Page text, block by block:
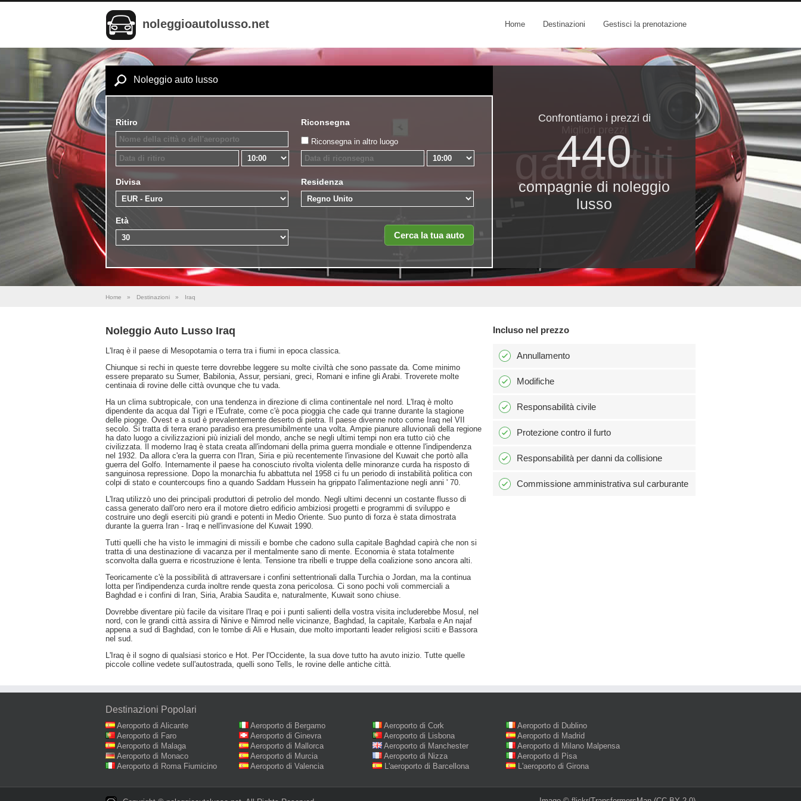
noleggioautolusso.net Home Destinazioni Gestisci la prenotazione
Noleggio auto lusso
Ritiro Riconsegna
Riconsegna in altro luogo
Divisa Residenza
Età
Confrontiamo i prezzi di
440
compagnie di noleggio
lusso
Migliori prezzi
garantiti
Home » Destinazioni » Iraq
Noleggio Auto Lusso Iraq
L'Iraq è il paese di Mesopotamia o terra tra i fiumi in epoca classica.
Chiunque si rechi in queste terre dovrebbe leggere su molte civiltà che sono passate da. Come minimo
essere preparato su Sumer, Babilonia, Assur, persiani, greci, Romani e infine gli Arabi. Troverete molte
centinaia di rovine delle città ovunque che tu vada.
Ha un clima subtropicale, con una tendenza in direzione di clima continentale nel nord. L'Iraq è molto
dipendente da acqua dal Tigri e l'Eufrate, come c'è poca pioggia che cade qui tranne durante la stagione
delle piogge. Ovest e a sud è prevalentemente deserto di pietra. Il paese divenne noto come Iraq nel VII
secolo. Si tratta di terra erano paradiso era presumibilmente una volta. Ampie pianure alluvionali della regione
ha dato luogo a civilizzazioni più iniziali del mondo, anche se negli ultimi tempi non era tutto ciò che
civilizzata. Il moderno Iraq è stata creata all'indomani della prima guerra mondiale e ottenne l'indipendenza
nel 1932. Da allora c'era la guerra con l'Iran, Siria e più recentemente l'invasione del Kuwait che portò alla
guerra del Golfo. Internamente il paese ha conosciuto rivolta violenta delle minoranze curda ha risposto di
sanguinosa repressione. Dopo la monarchia fu abbattuta nel 1958 ci fu un periodo di instabilità politica con
colpi di stato e countercoups fino a quando Saddam Hussein ha grippato l'alimentazione negli anni ' 70.
L'Iraq utilizzò uno dei principali produttori di petrolio del mondo. Negli ultimi decenni un costante flusso di
cassa generato dall'oro nero era il motore dietro edificio ambiziosi progetti e programmi di sviluppo e
costruire uno degli eserciti più grandi e potenti in Medio Oriente. Suo punto di forza è stata dimostrata
durante la guerra Iran - Iraq e nell'invasione del Kuwait 1990.
Tutti quelli che ha visto le immagini di missili e bombe che cadono sulla capitale Baghdad capirà che non si
tratta di una destinazione di vacanza per il mentalmente sano di mente. Economia è stata totalmente
sconvolta dalla guerra e ricostruzione è lenta. Tensione tra ribelli e truppe della coalizione sono ancora alti.
Teoricamente c'è la possibilità di attraversare i confini settentrionali dalla Turchia o Jordan, ma la continua
lotta per l'indipendenza curda inoltre rende questa zona pericolosa. Ci sono pochi voli commerciali a
Baghdad e i confini di Iran, Siria, Arabia Saudita e, naturalmente, Kuwait sono chiuse.
Dovrebbe diventare più facile da visitare l'Iraq e poi i punti salienti della vostra visita includerebbe Mosul, nel
nord, con le grandi città assira di Ninive e Nimrod nelle vicinanze, Baghdad, la capitale, Karbala e An najaf
appena a sud di Baghdad, con le tombe di Ali e Husain, due molto importanti leader religiosi sciiti e Bassora
nel sud.
L'Iraq è il sogno di qualsiasi storico e Hot. Per l'Occidente, la sua dove tutto ha avuto inizio. Tutte quelle
piccole colline vedete sull'autostrada, quelli sono Tells, le rovine delle antiche città.
Incluso nel prezzo
Annullamento
Modifiche
Responsabilità civile
Protezione contro il furto
Responsabilità per danni da collisione
Commissione amministrativa sul carburante
Destinazioni Popolari
Aeroporto di Alicante Aeroporto di Bergamo Aeroporto di Cork
Aeroporto di Dublino
Aeroporto di Faro
Aeroporto di Ginevra Aeroporto di Lisbona
Aeroporto di Madrid
Aeroporto di Malaga
Aeroporto di Mallorca Aeroporto di Manchester
Aeroporto di Milano Malpensa
Aeroporto di Monaco
Aeroporto di Murcia Aeroporto di Nizza
Aeroporto di Pisa
Aeroporto di Roma Fiumicino
Aeroporto di Valencia L'aeroporto di Barcellona L'aeroporto di Girona